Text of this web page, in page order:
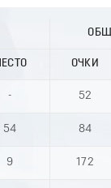
ОЧКИ
- 52
54 84
9 172